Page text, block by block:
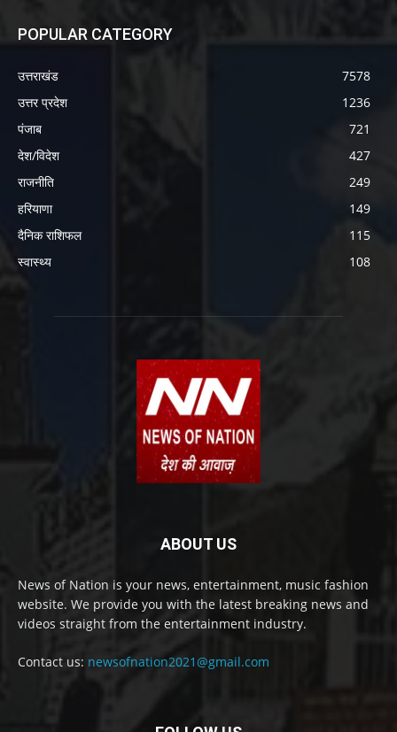
POPULAR CATEGORY
उत्तराखंड
7578
उत्तर प्रदेश
1236
पंजाब
721
देश/विदेश
427
राजनीति
249
हरियाणा
149
दैनिक राशिफल
115
स्वास्थ्य
108
ABOUT US
News of Nation is your news, entertainment, music fashion
website. We provide you with the latest breaking news and
videos straight from the entertainment industry.
Contact us: newsofnation2021@gmail.com